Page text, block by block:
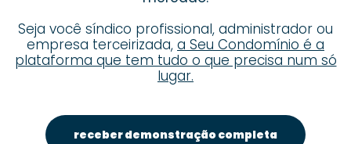
Seja você síndico profissional, administrador ou
empresa terceirizada, a Seu Condomínio é a
plataforma que tem tudo o que precisa num só
lugar.
receber demonstração completa